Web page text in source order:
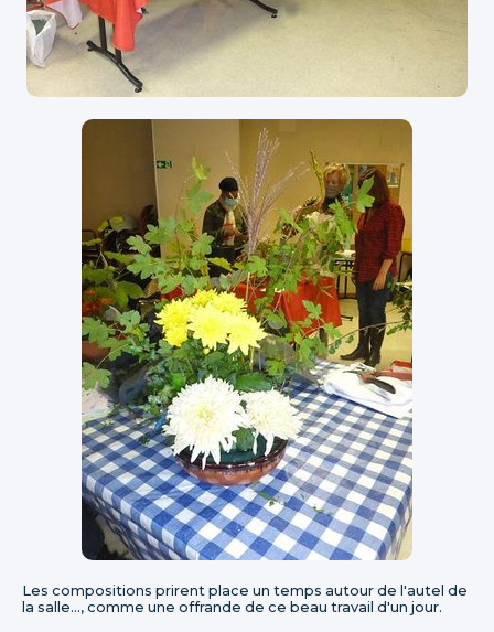
Les compositions prirent place un temps autour de l'autel de
la salle..., comme une offrande de ce beau travail d'un jour.